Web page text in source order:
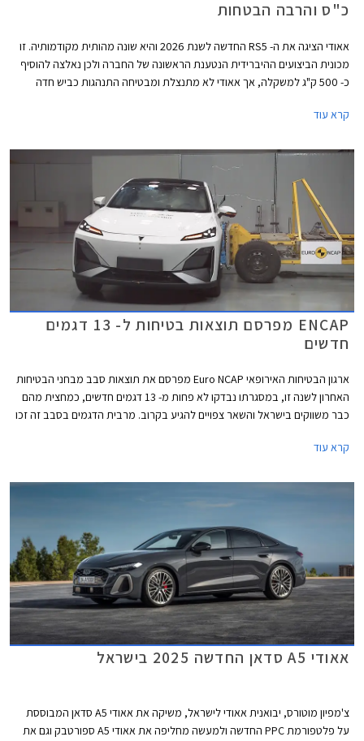
כ"ס והרבה הבטחות
אאודי הציגה את ה- RS5 החדשה לשנת 2026 והיא שונה מהותית מקודמותיה. זו
מכונית הביצועים ההיברידית הנטענת הראשונה של החברה ולכן נאלצה להוסיף
כ- 500 ק"ג למשקלה, אך אאודי לא מתנצלת ומבטיחה התנהגות כביש חדה
קרא עוד
ENCAP מפרסם תוצאות בטיחות ל- 13 דגמים
חדשים
ארגון הבטיחות האירופאי Euro NCAP מפרסם את תוצאות סבב מבחני הבטיחות
האחרון לשנה זו, במסגרתו נבדקו לא פחות מ- 13 דגמים חדשים, כמחצית מהם
כבר משווקים בישראל והשאר צפויים להגיע בקרוב. מרבית הדגמים בסבב זה זכו
קרא עוד
אאודי A5 סדאן החדשה 2025 בישראל
צ'מפיון מוטורס, יבואנית אאודי לישראל, משיקה את אאודי A5 סדאן המבוססת
על פלטפורמת PPC החדשה ולמעשה מחליפה את אאודי A5 ספורטבק וגם את